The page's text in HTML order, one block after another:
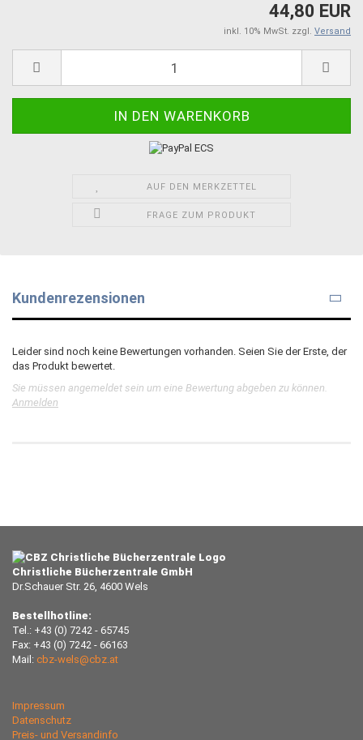
44,80 EUR
inkl. 10% MwSt. zzgl. Versand
AUF DEN MERKZETTEL
FRAGE ZUM PRODUKT
Kundenrezensionen
Leider sind noch keine Bewertungen vorhanden. Seien Sie der Erste, der
das Produkt bewertet.
Sie müssen angemeldet sein um eine Bewertung abgeben zu können.
Anmelden
Christliche Bücherzentrale GmbH
Dr.Schauer Str. 26, 4600 Wels
Bestellhotline:
Tel.: +43 (0) 7242 - 65745
Fax: +43 (0) 7242 - 66163
Mail: cbz-wels@cbz.at
Impressum
Datenschutz
Preis- und Versandinfo